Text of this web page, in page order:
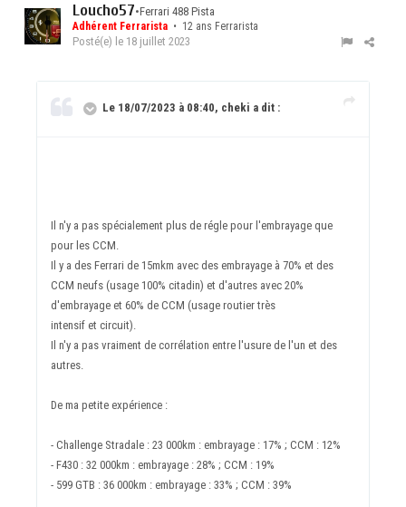
Loucho57•Ferrari 488 Pista
Adhérent Ferrarista • 12 ans Ferrarista
Posté(e) le 18 juillet 2023
Le 18/07/2023 à 08:40, cheki a dit :
Il n'y a pas spécialement plus de régle pour l'embrayage que
pour les CCM.
Il y a des Ferrari de 15mkm avec des embrayage à 70% et des
CCM neufs (usage 100% citadin) et d'autres avec 20%
d'embrayage et 60% de CCM (usage routier très
intensif et circuit).
Il n'y a pas vraiment de corrélation entre l'usure de l'un et des
autres.
De ma petite expérience :
- Challenge Stradale : 23 000km : embrayage : 17% ; CCM : 12%
- F430 : 32 000km : embrayage : 28% ; CCM : 19%
- 599 GTB : 36 000km : embrayage : 33% ; CCM : 39%